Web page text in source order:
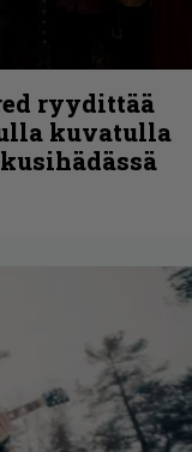
ryydittää
kuvatulla